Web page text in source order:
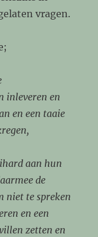
vragen.
inleveren en
en een taaie
aan hun
de
niet te spreken
en een
zetten en